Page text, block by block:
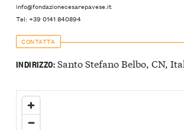
info@fondazionecesarepavese.it
Tel: +39 0141 840894
CONTATTA
INDIRIZZO:Santo Stefano Belbo, CN,